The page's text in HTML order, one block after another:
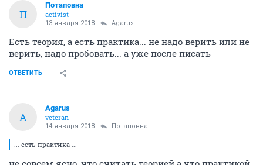
П
Потаповна
activist
13 января 2018 Agarus
Есть теория, а есть практика... не надо верить или не
верить, надо пробовать... а уже после писать
ОТВЕТИТЬ
A
Agarus
veteran
14 января 2018 Потаповна
... есть практика ...